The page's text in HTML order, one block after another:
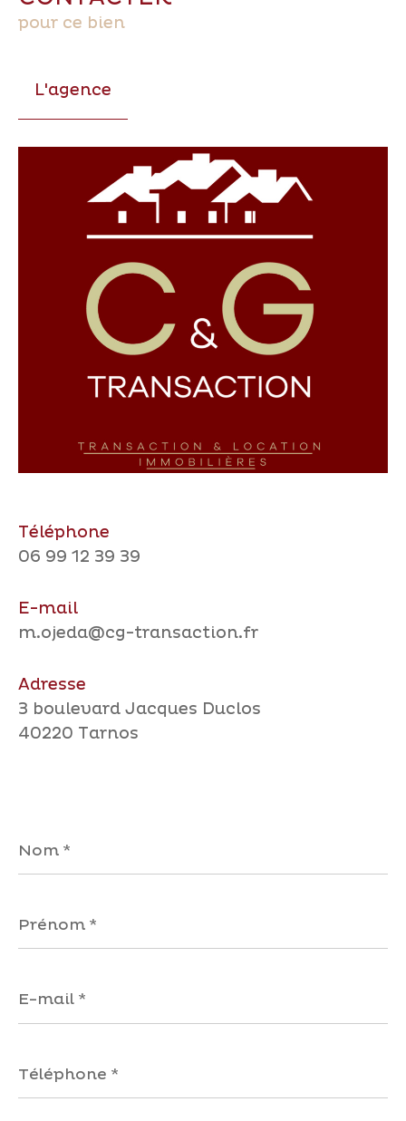
pour ce bien
L'agence
Téléphone
06 99 12 39 39
E-mail
m.ojeda@cg-transaction.fr
Adresse
3 boulevard Jacques Duclos
40220 Tarnos
*
*
mail
*